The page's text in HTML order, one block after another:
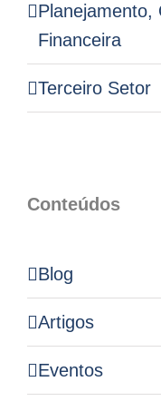
Planejamento,
Financeira
Terceiro Setor
Conteúdos
Blog
Artigos
Eventos